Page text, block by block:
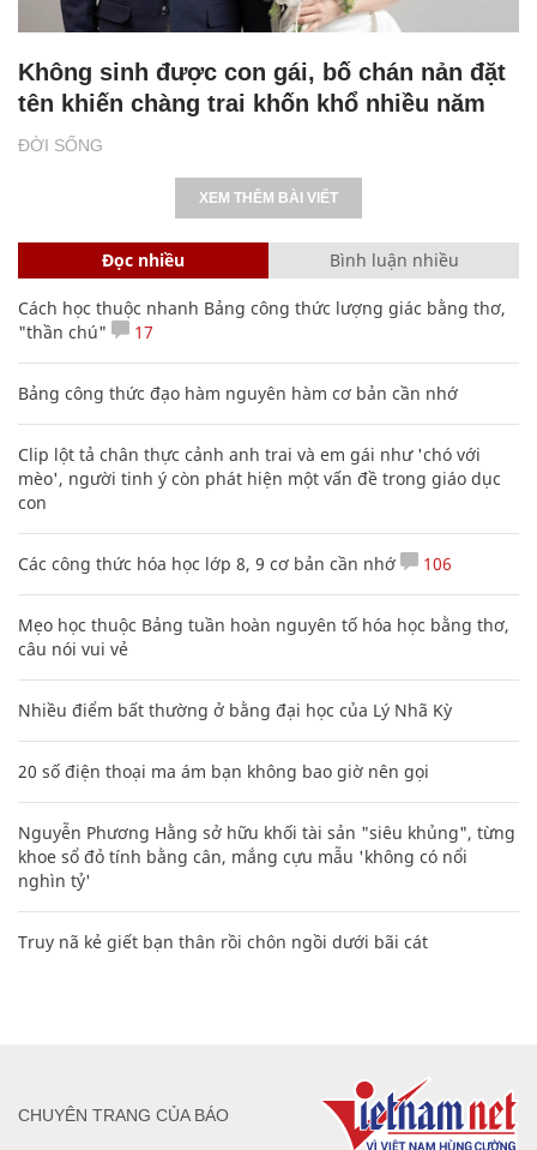
ĐỜI SỐNG
Không sinh được con gái, bố chán nản đặt
tên khiến chàng trai khốn khổ nhiều năm
XEM THÊM BÀI VIẾT
Đọc nhiều Bình luận nhiều
Cách học thuộc nhanh Bảng công thức lượng giác bằng thơ,
"thần chú"
17
Bảng công thức đạo hàm nguyên hàm cơ bản cần nhớ
Clip lột tả chân thực cảnh anh trai và em gái như 'chó với
mèo', người tinh ý còn phát hiện một vấn đề trong giáo dục
con
Các công thức hóa học lớp 8, 9 cơ bản cần nhớ 106
Mẹo học thuộc Bảng tuần hoàn nguyên tố hóa học bằng thơ,
câu nói vui vẻ
Nhiều điểm bất thường ở bằng đại học của Lý Nhã Kỳ
20 số điện thoại ma ám bạn không bao giờ nên gọi
Nguyễn Phương Hằng sở hữu khối tài sản "siêu khủng", từng
khoe sổ đỏ tính bằng cân, mắng cựu mẫu 'không có nổi
nghìn tỷ'
Truy nã kẻ giết bạn thân rồi chôn ngồi dưới bãi cát
CHUYÊN TRANG CỦA BÁO